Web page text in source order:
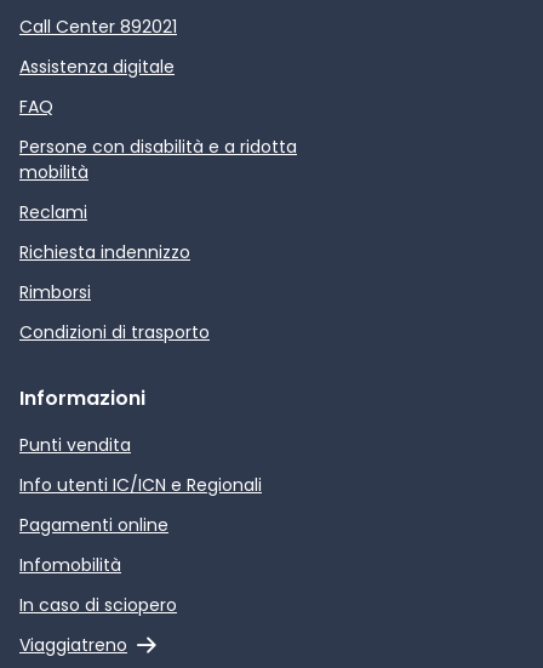
Call Center 892021
Assistenza digitale
FAQ
Persone con disabilità e a ridotta
mobilità
Reclami
Richiesta indennizzo
Rimborsi
Condizioni di trasporto
Informazioni
Punti vendita
Info utenti IC/ICN e Regionali
Pagamenti online
Infomobilità
In caso di sciopero
Viaggiatreno
Link esterno